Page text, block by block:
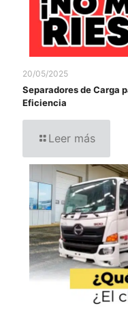
20/05/2025
Separadores de Carga
Eficiencia
Leer más